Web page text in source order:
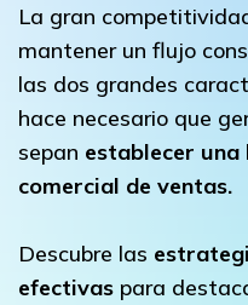
La gran
mantener un flujo
las dos grandes
hace necesario que
sepan establecer
comercial de ventas.
Descubre las
efectivas para